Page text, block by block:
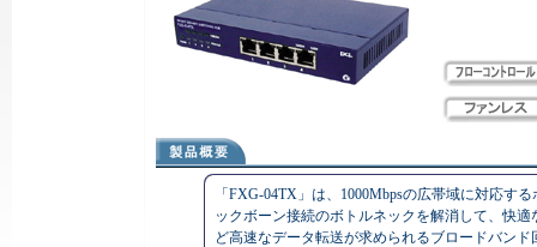
「FXG-04TX」は、1000Mbpsの広帯域に対応す
ックボーン接続のボトルネックを解消して、快
ど高速なデータ転送が求められるブロードバン